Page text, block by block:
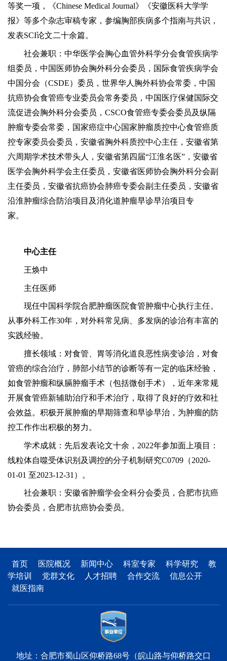
等奖一项，《Chinese Medical Journal》《安徽医科大学学
报》等多个杂志审稿专家，参编胸部疾病多个指南与共识，
发表SCI论文二十余篇。
社会兼职：中华医学会胸心血管外科学分会食管疾病学
组委员，中国医师协会胸外科分会委员，国际食管疾病学会
中国分会（CSDE）委员，世界华人胸外科协会常委，中国
抗癌协会食管癌专业委员会常务委员，中国医疗保健国际交
流促进会胸外科分会委员，CSCO食管癌专委会委员及纵隔
肿瘤专委会常委，国家癌症中心国家肿瘤质控中心食管癌质
控专家委员会委员，安徽省胸外科质控中心主任，安徽省第
六周期学术技术带头人，安徽省第四届“江淮名医”，安徽省
医学会胸外科学会主任委员，安徽省医师协会胸外科分会副
主任委员，安徽省抗癌协会肺癌专委会副主任委员，安徽省
沿淮肿瘤综合防治项目及消化道肿瘤早诊早治项目专
家。
中心主任
王焕中
主任医师
现任中国科学院合肥肿瘤医院食管肿瘤中心执行主任。
从事外科工作30年，对外科常见病、多发病的诊治有丰富的
实践经验。
擅长领域：对食管、胃等消化道良恶性病变诊治，对食
管癌的综合治疗，肺部小结节的诊断等有一定的临床经验，
如食管肿瘤和纵膈肿瘤手术（包括微创手术），近年来常规
开展食管癌新辅助治疗和手术治疗，取得了良好的疗效和社
会效益。积极开展肿瘤的早期筛查和早诊早治，为肿瘤的防
控工作作出积极的努力。
学术成就：先后发表论文十余， 2022年参加面上项目：
线粒体自噬受体识别及调控的分子机制研究C0709（2020-
01-01 至2023-12-31）。
社会兼职：安徽省肿瘤学会全科分会委员，合肥市抗癌
协会委员，合肥市抗癌协会委员。
首页 医院概况 新闻中心 科室专家 科学研究
教
学培训
党群文化 人才招聘 合作交流
信息公开
就医指南
地址：合肥市蜀山区仰桥路68号（皖山路与仰桥路交口